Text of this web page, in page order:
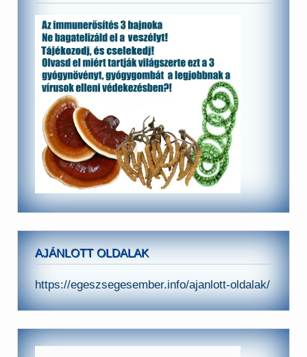
AJÁNLOTT OLDALAK
https://egeszsegesember.info/ajanlott-oldalak/